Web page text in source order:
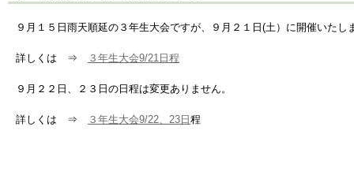
９月１５日雨天順延の３年生大会ですが、９月２１日(土）に開催いたし
詳しくは ⇒ ３年生大会9/21日程
９月２２日、２３日の日程は変更ありません。
詳しくは ⇒ ３年生大会9/22、23日 程